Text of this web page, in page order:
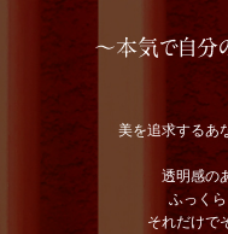
美を追求するあ
透明感の
ふっく
それだけで